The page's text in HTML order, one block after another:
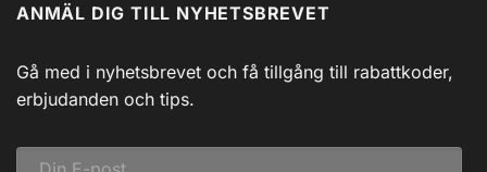
Svadlings
Guidade
Isfiske
i
Dalarna:
Ett
Vinteräventyr
i
ANMÄL DIG TILL NYHETSBREVET
Gå med i nyhetsbrevet och få tillgång till rabattkoder,
erbjudanden och tips.